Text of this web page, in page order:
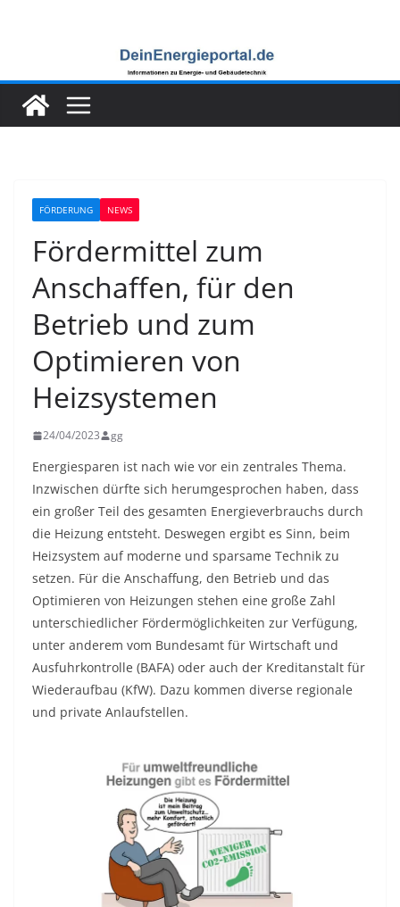
FÖRDERUNG NEWS
Fördermittel zum
Anschaffen, für den
Betrieb und zum
Optimieren von
Heizsystemen
24/04/2023 gg
Energiesparen ist nach wie vor ein zentrales Thema.
Inzwischen dürfte sich herumgesprochen haben, dass
ein großer Teil des gesamten Energieverbrauchs durch
die Heizung entsteht. Deswegen ergibt es Sinn, beim
Heizsystem auf moderne und sparsame Technik zu
setzen. Für die Anschaffung, den Betrieb und das
Optimieren von Heizungen stehen eine große Zahl
unterschiedlicher Fördermöglichkeiten zur Verfügung,
unter anderem vom Bundesamt für Wirtschaft und
Ausfuhrkontrolle (BAFA) oder auch der Kreditanstalt für
Wiederaufbau (KfW). Dazu kommen diverse regionale
und private Anlaufstellen.